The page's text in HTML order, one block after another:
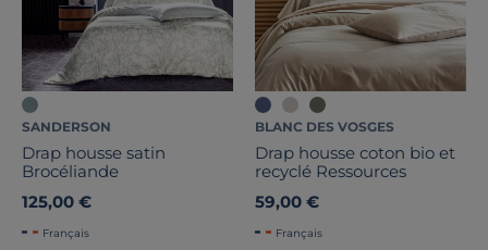
SANDERSON
Drap housse satin
Brocéliande
125,00 €
Français
BLANC DES VOSGES
Drap housse coton bio et
recyclé Ressources
59,00 €
Français